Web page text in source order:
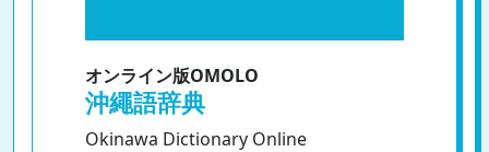
オンライン版OMOLO
沖繩語辞典
Okinawa Dictionary Online